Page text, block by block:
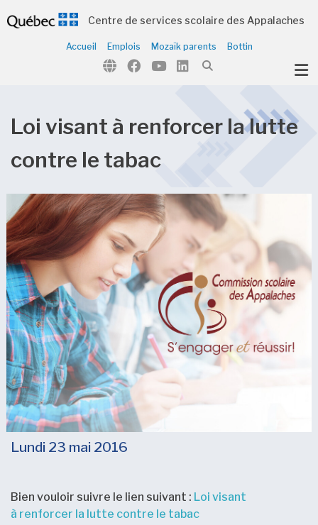
(Notre organisation )
(Parents et élèves )
Centre de services scolaire des Appalaches
Accueil Emplois Mozaïk parents Bottin
Loi visant à renforcer la lutte
contre le tabac
Lundi 23 mai 2016
Bien vouloir suivre le lien suivant : Loi visant
à renforcer la lutte contre le tabac